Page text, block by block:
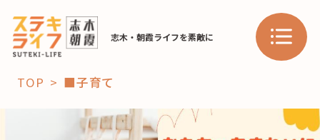
志木・朝霞ライフを素敵に
「コト」
TOP ■子育て